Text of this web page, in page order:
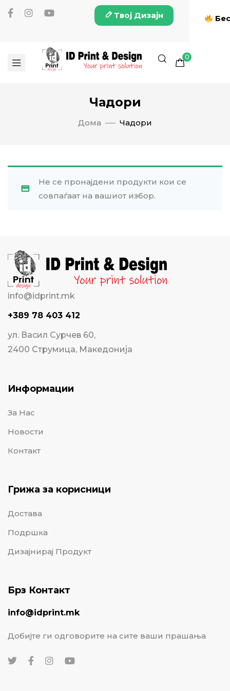
Твој Дизајн
0
Чадори
Дома Чадори
Не се пронајдени продукти кои се
совпаѓаат на вашиот избор.
info@idprint.mk
+389 78 403 412
ул. Васил Сурчев 60,
2400 Струмица, Македонија
Информации
За Нас
Новости
Контакт
Грижа за корисници
Достава
Подршка
Дизајнирај Продукт
Брз Контакт
info@idprint.mk
Добијте ги одговорите на сите ваши прашања